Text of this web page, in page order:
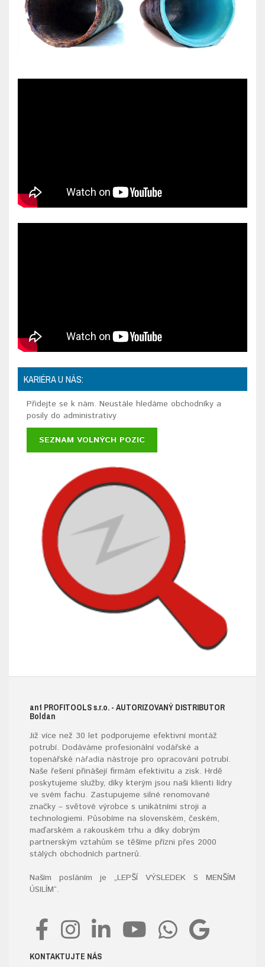
KARIÉRA U NÁS:
Přidejte se k nám. Neustále hledáme obchodníky a
posily do administrativy
SEZNAM VOLNÝCH POZIC
ant PROFITOOLSs.r.o. - AUTORIZOVANÝ DISTRIBUTOR
Boldan
Již více než 30 let podporujeme efektivní montáž
potrubí. Dodáváme profesionální vodářské a
topenářské nářadía nástroje pro opracování potrubí.
Naše řešení přinášejí firmám efektivitu a zisk. Hrdě
poskytujeme služby, díky kterým jsou naši klienti lídry
ve svém fachu. Zastupujeme silné renomované
značky – světové výrobce s unikátními stroji a
technologiemi. Působíme na slovenském, českém,
maďarském a rakouském trhu a díky dobrým
partnerským vztahům se těšíme přízni přes 2000
stálých obchodních partnerů.
Naším posláním je „LEPŠÍ VÝSLEDEK S MENŠÍM
ÚSILÍM“.
KONTAKTUJTE NÁS